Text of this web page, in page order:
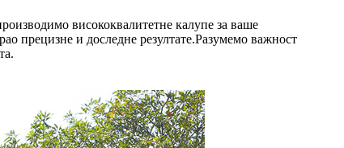
висококвалитетне калупе за ваше
прецизне и доследне резултате.Разумемо важност